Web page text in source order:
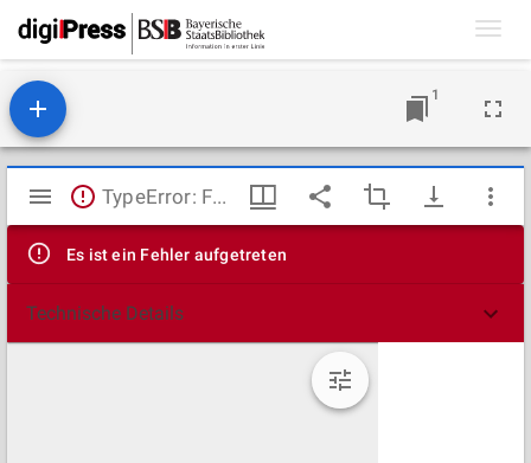
1
Mirador
Viewer
TypeError: Failed to fetch
Es ist ein Fehler aufgetreten
Technische Details